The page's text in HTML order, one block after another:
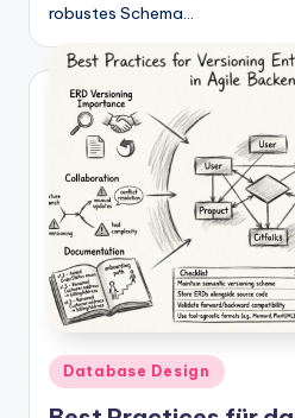
robustes Schema…
Posted
in
Database Design